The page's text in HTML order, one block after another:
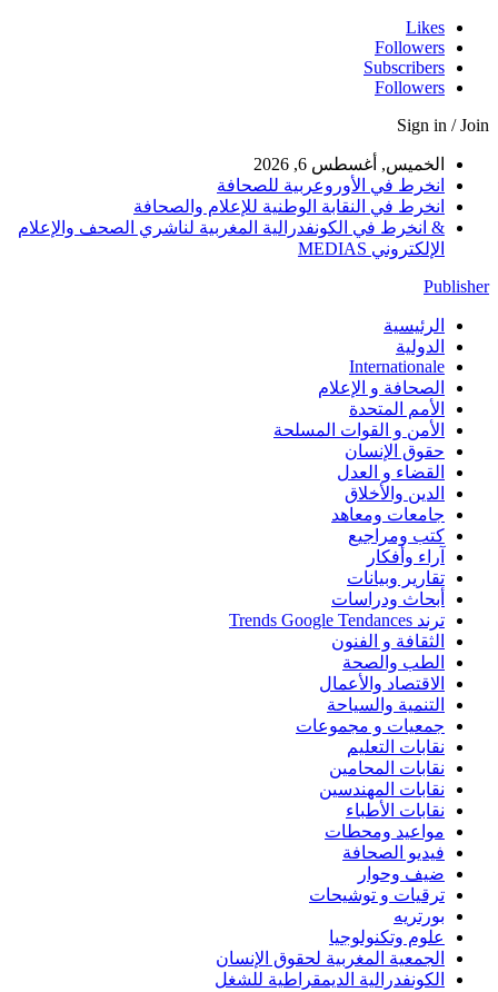
Likes
Followers
Subscribers
Followers
Sign in / Join
الخميس, أغسطس 6, 2026
انخرط في الأوروعربية للصحافة
انخرط في النقابة الوطنية للإعلام والصحافة
& انخرط في الكونفدرالية المغربية لناشري الصحف والإعلام
الإلكتروني MEDIAS
Publisher
الرئيسية
الدولية
Internationale
الصحافة و الإعلام
الأمم المتحدة
الأمن و القوات المسلحة
حقوق الإنسان
القضاء و العدل
الدين والأخلاق
جامعات ومعاهد
كتب ومراجيع
آراء وأفكار
تقارير وبيانات
أبحاث ودراسات
ترند Trends Google Tendances
الثقافة و الفنون
الطب والصحة
الاقتصاد والأعمال
التنمية والسياحة
جمعيات و مجموعات
نقابات التعليم
نقابات المحامين
نقابات المهندسين
نقابات الأطباء
مواعيد ومحطات
فيديو الصحافة
ضيف وحوار
ترقيات و توشيحات
بورتريه
علوم وتكنولوجيا
الجمعية المغربية لحقوق الإنسان
الكونفدرالية الديمقراطية للشغل